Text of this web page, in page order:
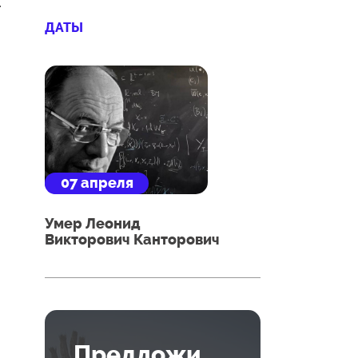
ДАТЫ
07 апреля
Умер Леонид
Викторович Канторович